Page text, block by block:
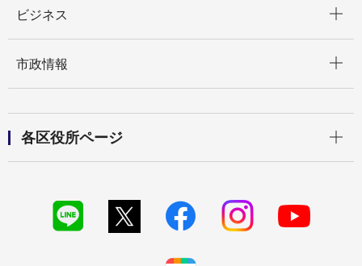
ビジネス
市政情報
各区役所ページ